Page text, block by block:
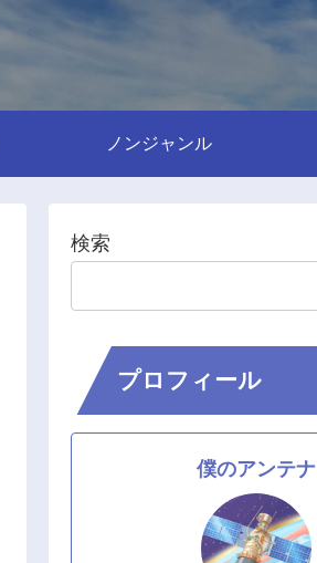
ノンジャンル
検索
プロフィール
僕のアンテナ